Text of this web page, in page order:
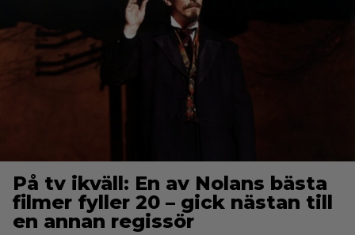
På tv ikväll: En av Nolans bästa
filmer fyller 20 – gick nästan till
en annan regissör